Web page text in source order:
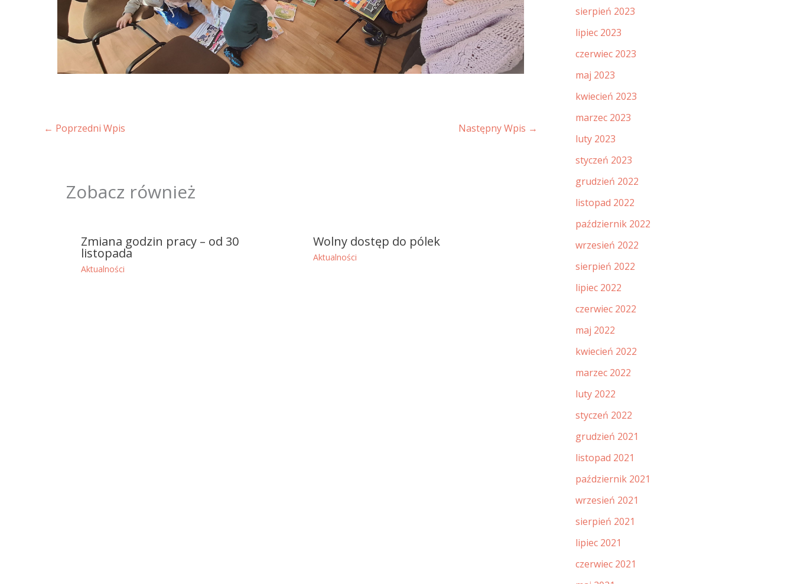
← Poprzedni Wpis Następny Wpis →
Zobacz również
Zmiana godzin pracy – od 30
listopada
Aktualności
Wolny dostęp do pólek
Aktualności
sierpień 2023
lipiec 2023
czerwiec 2023
maj 2023
kwiecień 2023
marzec 2023
luty 2023
styczeń 2023
grudzień 2022
listopad 2022
październik 2022
wrzesień 2022
sierpień 2022
lipiec 2022
czerwiec 2022
maj 2022
kwiecień 2022
marzec 2022
luty 2022
styczeń 2022
grudzień 2021
listopad 2021
październik 2021
wrzesień 2021
sierpień 2021
lipiec 2021
czerwiec 2021